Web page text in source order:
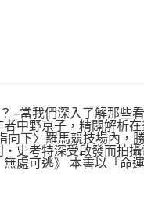
--當我們深入了解那些
者中野京子，精闢解
下〉羅馬競技場內，
史考特深受啟發而拍
處可逃》 本書以「命